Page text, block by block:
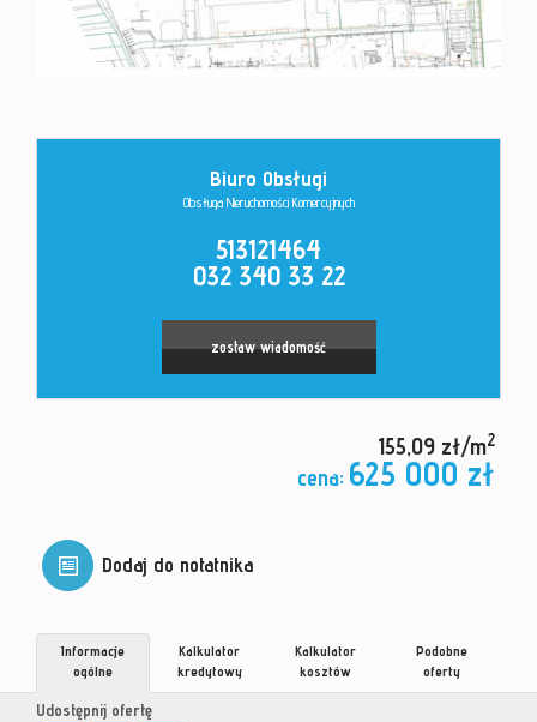
Kontakt
Biuro Obsługi
Obsługa Nieruchomości Komercyjnych
513121464
032 340 33 22
zostaw wiadomość
155,09 zł/m2
cena: 625 000 zł
Dodaj do notatnika
Udostępnij ofertę
Informacje
ogólne
Kalkulator
kredytowy
Kalkulator
kosztów
Podobne
oferty